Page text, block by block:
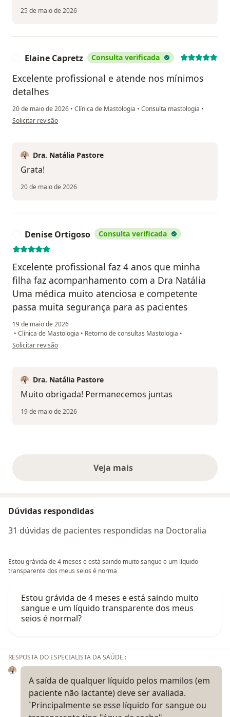
25 de maio de 2026
Elaine Capretz Consulta verificada
Excelente profissional e atende nos mínimos
detalhes
20 de maio de 2026 • Clínica de Mastologia • Consulta mastologia •
na opinião do utilizador Elaine Capretz
Solicitar revisão
Dra. Natália Pastore
Grata!
20 de maio de 2026
Denise Ortigoso Consulta verificada
Excelente profissional faz 4 anos que minha
filha faz acompanhamento com a Dra Natália
Uma médica muito atenciosa e competente
passa muita segurança para as pacientes
19 de maio de 2026
• Clínica de Mastologia • Retorno de consultas Mastologia •
na opinião do utilizador Denise Ortigoso
Solicitar revisão
Dra. Natália Pastore
Muito obrigada! Permanecemos juntas
19 de maio de 2026
Veja maisopiniões acima
Dúvidas respondidas
31 dúvidas de pacientes respondidas na Doctoralia
Estou grávida de 4 meses e está saindo muito sangue e um líquido
transparente dos meus seios é norma
Estou grávida de 4 meses e está saindo muito
sangue e um líquido transparente dos meus
seios é normal?
RESPOSTA DO ESPECIALISTA DA SAÚDE :
A saída de qualquer líquido pelos mamilos (em
paciente não lactante) deve ser avaliada.
`Principalmente se esse líquido for sangue ou